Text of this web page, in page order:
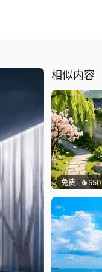
相似内容
免费 550